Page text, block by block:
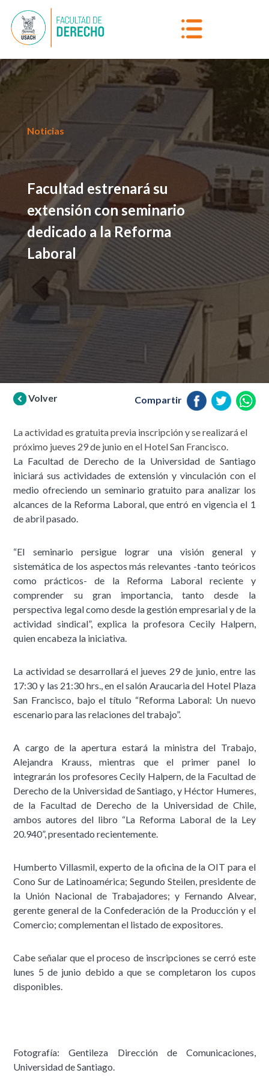
Noticias
Facultad estrenará su
extensión con seminario
dedicado a la Reforma
Laboral
Volver Compartir
La actividad es gratuita previa inscripción y se realizará el
próximo jueves 29 de junio en el Hotel San Francisco.
La Facultad de Derecho de la Universidad de Santiago
iniciará sus actividades de extensión y vinculación con el
medio ofreciendo un seminario gratuito para analizar los
alcances de la Reforma Laboral, que entró en vigencia el 1
de abril pasado.
“El seminario persigue lograr una visión general y
sistemática de los aspectos más relevantes -tanto teóricos
como prácticos- de la Reforma Laboral reciente y
comprender su gran importancia, tanto desde la
perspectiva legal como desde la gestión empresarial y de la
actividad sindical”, explica la profesora Cecily Halpern,
quien encabeza la iniciativa.
La actividad se desarrollará el jueves 29 de junio, entre las
17:30 y las 21:30 hrs., en el salón Araucaria del Hotel Plaza
San Francisco, bajo el título “Reforma Laboral: Un nuevo
escenario para las relaciones del trabajo”.
A cargo de la apertura estará la ministra del Trabajo,
Alejandra Krauss, mientras que el primer panel lo
integrarán los profesores Cecily Halpern, de la Facultad de
Derecho de la Universidad de Santiago, y Héctor Humeres,
de la Facultad de Derecho de la Universidad de Chile,
ambos autores del libro “La Reforma Laboral de la Ley
20.940”, presentado recientemente.
Humberto Villasmil, experto de la oficina de la OIT para el
Cono Sur de Latinoamérica; Segundo Steilen, presidente de
la Unión Nacional de Trabajadores; y Fernando Alvear,
gerente general de la Confederación de la Producción y el
Comercio; complementan el listado de expositores.
Cabe señalar que el proceso de inscripciones se cerró este
lunes 5 de junio debido a que se completaron los cupos
disponibles.
Fotografía: Gentileza Dirección de Comunicaciones,
Universidad de Santiago.